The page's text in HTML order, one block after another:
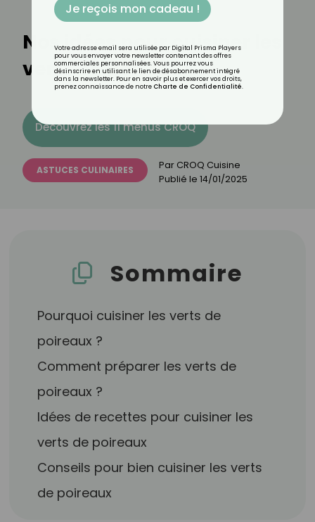
Nos idées pour cuisiner les
verts de poireaux
Découvrez les 11 menus CROQ
ASTUCES CULINAIRES Par CROQ Cuisine
Publié le 14/01/2025
Sommaire
Pourquoi cuisiner les verts de
poireaux ?
Comment préparer les verts de
poireaux ?
Idées de recettes pour cuisiner les
verts de poireaux
Conseils pour bien cuisiner les verts
de poireaux
Je reçois mon cadeau !
Votre adresse email sera utilisée par Digital Prisma Players
pour vous envoyer votre newsletter contenant des offres
commerciales personnalisées. Vous pourrez vous
désinscrire en utilisant le lien de désabonnement intégré
dans la newsletter. Pour en savoir plus et exercer vos droits,
prenez connaissance de notre Charte de Confidentialité.